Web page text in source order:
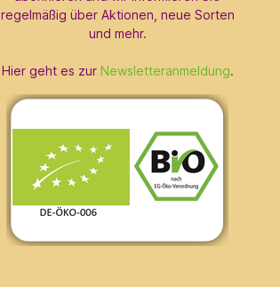
regelmäßig über Aktionen, neue Sorten
und mehr.
Hier geht es zur Newsletteranmeldung.